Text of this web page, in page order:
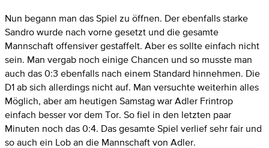
Nun begann man das Spiel zu öffnen. Der ebenfalls starke
Sandro wurde nach vorne gesetzt und die gesamte
Mannschaft offensiver gestaffelt. Aber es sollte einfach nicht
sein. Man vergab noch einige Chancen und so musste man
auch das 0:3 ebenfalls nach einem Standard hinnehmen. Die
D1 ab sich allerdings nicht auf. Man versuchte weiterhin alles
Möglich, aber am heutigen Samstag war Adler Frintrop
einfach besser vor dem Tor. So fiel in den letzten paar
Minuten noch das 0:4. Das gesamte Spiel verlief sehr fair und
so auch ein Lob an die Mannschaft von Adler.